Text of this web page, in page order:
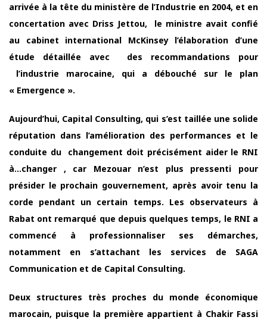
arrivée à la tête du ministère de l’Industrie en 2004, et en
concertation avec Driss Jettou, le ministre avait confié
au cabinet international McKinsey l’élaboration d’une
étude détaillée avec des recommandations pour
l’industrie marocaine, qui a débouché sur le plan
« Emergence ».
Aujourd’hui, Capital Consulting, qui s’est taillée une solide
réputation dans l’amélioration des performances et le
conduite du changement doit précisément aider le RNI
à…changer , car Mezouar n’est plus pressenti pour
présider le prochain gouvernement, après avoir tenu la
corde pendant un certain temps. Les observateurs à
Rabat ont remarqué que depuis quelques temps, le RNI a
commencé à professionnaliser ses démarches,
notamment en s’attachant les services de SAGA
Communication et de Capital Consulting.
Deux structures très proches du monde économique
marocain, puisque la première appartient à Chakir Fassi